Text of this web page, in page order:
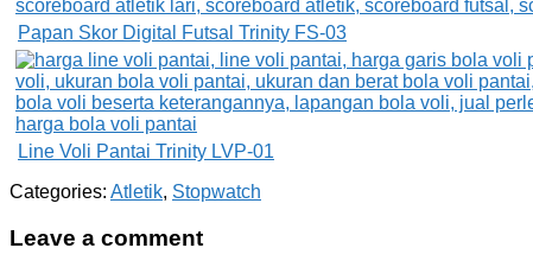
Papan Skor Digital Futsal Trinity FS-03
Line Voli Pantai Trinity LVP-01
Categories: Atletik, Stopwatch
Leave a comment